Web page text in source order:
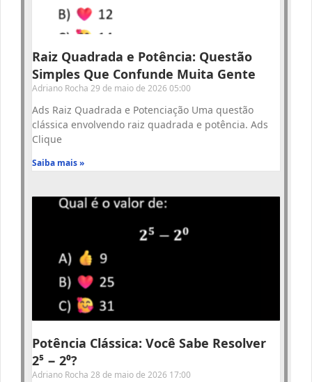
Raiz Quadrada e Potência: Questão
Simples Que Confunde Muita Gente
Adriano Rocha 29 de maio de 2026 05:00
Ads Raiz Quadrada e Potenciação Uma questão
clássica envolvendo raiz quadrada e potência. Ads
Clique
Saiba mais »
Potência Clássica: Você Sabe Resolver
2⁵ − 2⁰?
Adriano Rocha 28 de maio de 2026 17:00